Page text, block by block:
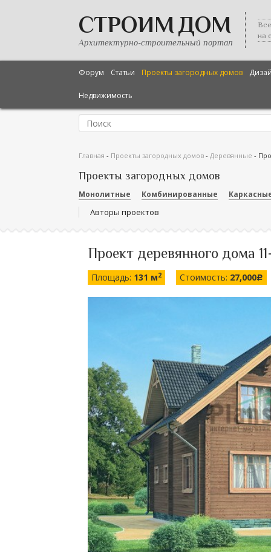
СТРОИМ ДОМ
Архитектурно-строительный портал
на
Форум Статьи Проекты загородных домов
Недвижимость
Главная - Проекты загородных домов - Деревянные -
Проекты загородных домов
Монолитные Комбинированные
Авторы проектов
Проект деревянного дома
Площадь: 131 м2 Стоимость: 27,000c